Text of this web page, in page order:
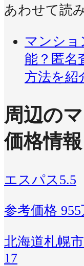
あわせて読
マンショ
能？匿名
方法を紹
周辺の
価格情報
エスパス5.5
参考価格
北海道札幌
17